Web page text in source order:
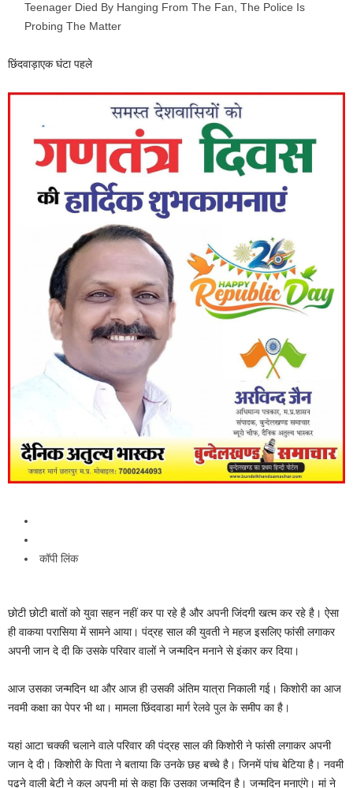
Teenager Died By Hanging From The Fan, The Police Is
Probing The Matter
छिंदवाड़ाएक घंटा पहले
कॉपी लिंक
छोटी छोटी बातों को युवा सहन नहीं कर पा रहे है और अपनी जिंदगी खत्म कर रहे है। ऐसा
ही वाकया परासिया में सामने आया। पंद्रह साल की युवती ने महज इसलिए फांसी लगाकर
अपनी जान दे दी कि उसके परिवार वालों ने जन्मदिन मनाने से इंकार कर दिया।
आज उसका जन्मदिन था और आज ही उसकी अंतिम यात्रा निकाली गई। किशोरी का आज
नवमी कक्षा का पेपर भी था। मामला छिंदवाडा मार्ग रेलवे पुल के समीप का है।
यहां आटा चक्की चलाने वाले परिवार की पंद्रह साल की किशोरी ने फांसी लगाकर अपनी
जान दे दी। किशोरी के पिता ने बताया कि उनके छह बच्चे है। जिनमें पांच बेटिया है। नवमी
पढने वाली बेटी ने कल अपनी मां से कहा कि उसका जन्मदिन है। जन्मदिन मनाएंगे। मां ने